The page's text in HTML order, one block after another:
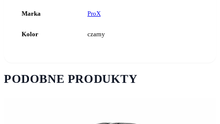
Marka ProX
Kolor czarny
PODOBNE PRODUKTY